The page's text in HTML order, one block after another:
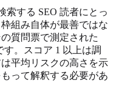
索する SEO 読者にとっ
組み自体が最善ではな
質問票で測定された
。スコア 1 以上は調
平均リスクの高さを示
って解釈する必要があ